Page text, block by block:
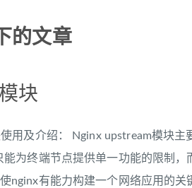
的文章
块
用及介绍： Nginx upstream模块
能为终端节点提供单一功能的限制
nginx有能力构建一个网络应用的